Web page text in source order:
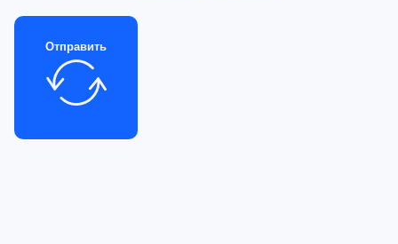
Отправить